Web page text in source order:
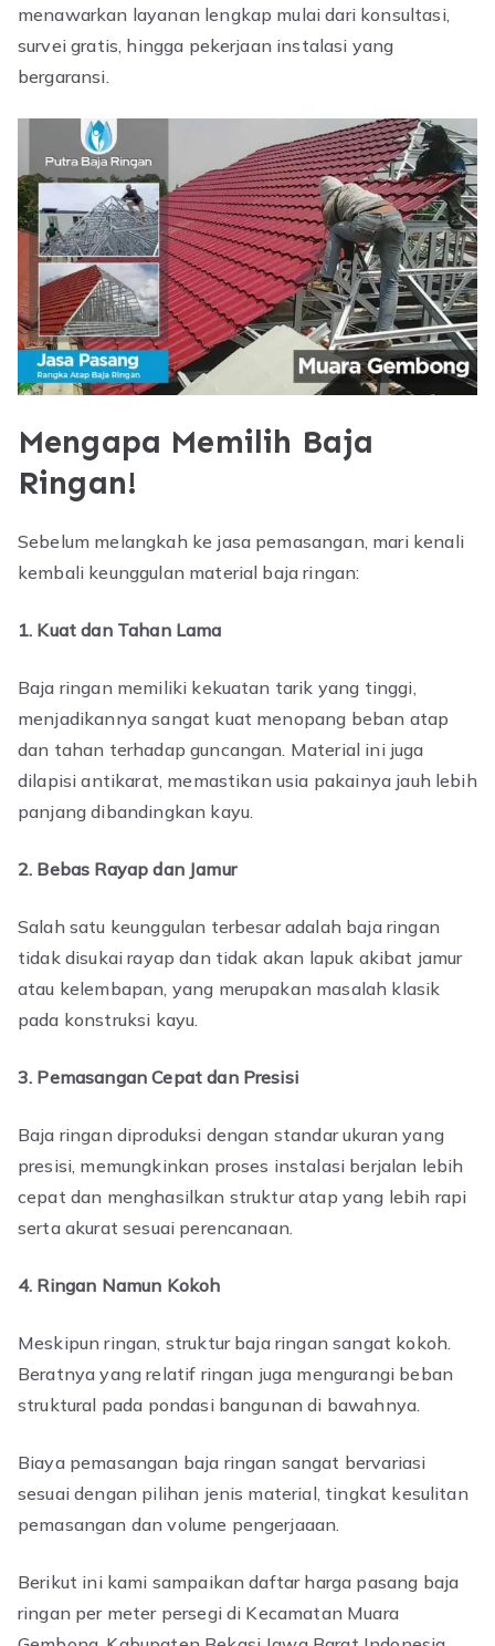
menawarkan layanan lengkap mulai dari konsultasi,
survei gratis, hingga pekerjaan instalasi yang
bergaransi.
Mengapa Memilih Baja
Ringan!
Sebelum melangkah ke jasa pemasangan, mari kenali
kembali keunggulan material baja ringan:
1. Kuat dan Tahan Lama
Baja ringan memiliki kekuatan tarik yang tinggi,
menjadikannya sangat kuat menopang beban atap
dan tahan terhadap guncangan. Material ini juga
dilapisi antikarat, memastikan usia pakainya jauh lebih
panjang dibandingkan kayu.
2. Bebas Rayap dan Jamur
Salah satu keunggulan terbesar adalah baja ringan
tidak disukai rayap dan tidak akan lapuk akibat jamur
atau kelembapan, yang merupakan masalah klasik
pada konstruksi kayu.
3. Pemasangan Cepat dan Presisi
Baja ringan diproduksi dengan standar ukuran yang
presisi, memungkinkan proses instalasi berjalan lebih
cepat dan menghasilkan struktur atap yang lebih rapi
serta akurat sesuai perencanaan.
4. Ringan Namun Kokoh
Meskipun ringan, struktur baja ringan sangat kokoh.
Beratnya yang relatif ringan juga mengurangi beban
struktural pada pondasi bangunan di bawahnya.
Biaya pemasangan baja ringan sangat bervariasi
sesuai dengan pilihan jenis material, tingkat kesulitan
pemasangan dan volume pengerjaaan.
Berikut ini kami sampaikan daftar harga pasang baja
ringan per meter persegi di Kecamatan Muara